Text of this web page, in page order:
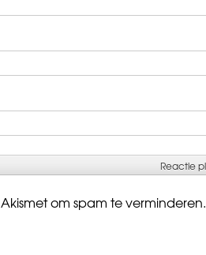
om spam te verminderen.